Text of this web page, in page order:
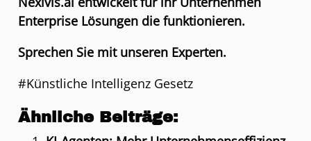
Enterprise Lösungen die funktionieren.
Sprechen Sie mit unseren Experten.
#Künstliche Intelligenz Gesetz
Ähnliche Beiträge: